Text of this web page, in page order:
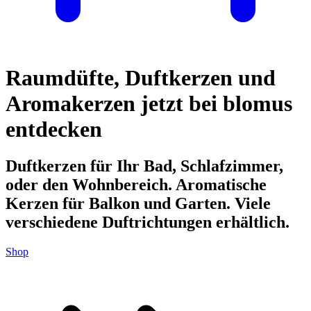
Raumdüfte, Duftkerzen und
Aromakerzen jetzt bei blomus
entdecken
Duftkerzen für Ihr Bad, Schlafzimmer,
oder den Wohnbereich. Aromatische
Kerzen für Balkon und Garten. Viele
verschiedene Duftrichtungen erhältlich.
Shop